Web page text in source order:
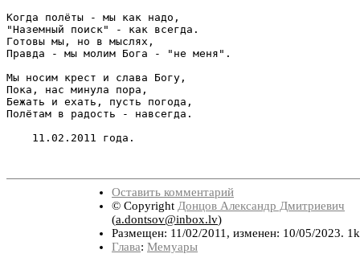
Когда полёты - мы как надо,
"Наземный поиск" - как всегда.
Готовы мы, но в мыслях,
Правда - мы молим Бога - "не меня".
Мы носим крест и слава Богу,
Пока, нас минула пора,
Бежать и ехать, пусть погода,
Полётам в радость - навсегда.
    11.02.2011 года.
Оставить комментарий
© Copyright Донцов Александр Дмитриевич
(a.dontsov@inbox.lv)
Размещен: 11/02/2011, изменен: 10/05/2023.
Глава: Мемуары